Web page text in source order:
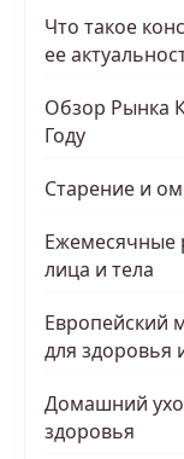
Что такое
ее
Обзор Рынка
Году
Старение и
Ежемесячные
лица и тела
Европейский
для здоровья
Домашний
здоровья